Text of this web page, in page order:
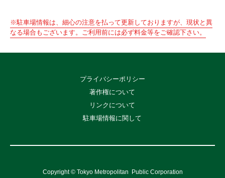
※駐車場情報は、細心の注意を払って更新しておりますが、現状と異
なる場合もございます。ご利用前には必ず料金等をご確認下さい。
プライバシーポリシー
著作権について
リンクについて
駐車場情報に関して
Copyright © Tokyo Metropolitan Public Corporation